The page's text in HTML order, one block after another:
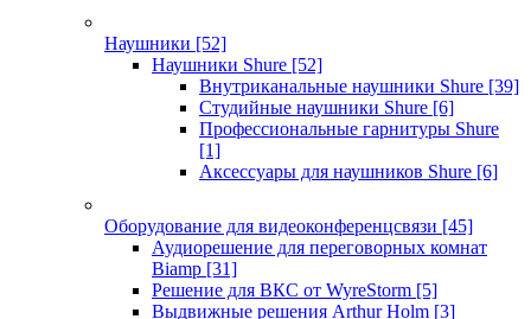
Наушники [52]
Наушники Shure [52]
Внутриканальные наушники Shure [39]
Студийные наушники Shure [6]
Профессиональные гарнитуры Shure
[1]
Аксессуары для наушников Shure [6]
Оборудование для видеоконференцсвязи [45]
Аудиорешение для переговорных комнат
Biamp [31]
Решение для ВКС от WyreStorm [5]
Выдвижные решения Arthur Holm [3]